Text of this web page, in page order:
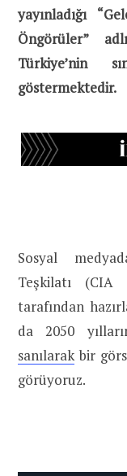
yayınladığı
Öngörüler”
Türkiye’nin
göstermektedir.
Sosyal
Teşkilatı (CIA
tarafından
da 2050
sanılarakbir
görüyoruz.